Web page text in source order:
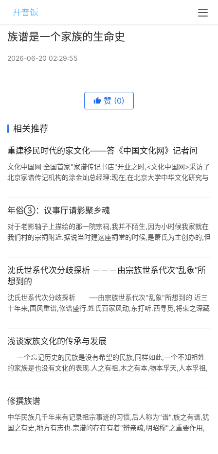
族谱是一个家族的生命史
2026-06-20 02:29:55
赞 (0)
相关推荐
重建移民时代的家文化——答《中国文化网》记者问
文化中国网 全国首家"家谱传记书店"开业之时,<文化中国网>采访了
北京家谱传记机构的涂金灿总经理:现在,在北京大学中华文化研究与
年俗③：议事厅请影聚乡魂
对于老影轴子上描绘的那一院宗祠,我并不陌生,因为小时候我家就在
我们村的宗祠附近.据说当时建这座祠堂的时候,是萧氏为主创办的,但
沈氏世系代次分歧探析 －－－由宗族世系代次“乱象”所
想到的
沈氏世系代次分歧探析 ---由宗族世系代次"乱象"所想到的 近三
十年来,国风重谱,修谱盛行.姓氏百家风动,东打听.西寻觅,将束之深藏
浅谈家族文化的传承与发展
一个忘记历史的民族是没有希望的民族,同样如此,一个不知祖姓
的家族是也没有文化的表现.人之有祖,木之有本,物本孚天,人本孚祖,
修撰族谱
中华民族几千年来有记录祖宗事迹的习惯,后人称为"谱",族之有谱,犹
国之有史,地方有志也.宗谱的存在有着"辨亲疏,明昭穆"之重要作用,